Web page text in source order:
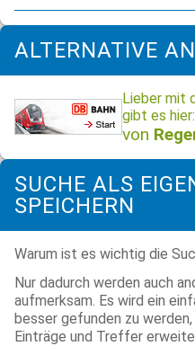
ALTERNATIVE
Lieber mit
gibt es hier:
von
SUCHE ALS
SPEICHERN
Warum ist es wichtig die
Nur dadurch werden auch
aufmerksam. Es wird ein
besser gefunden zu
Einträge und Treffer